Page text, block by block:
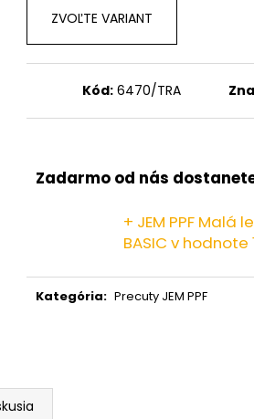
ZVOĽTE VARIANT
Kód: 6470/TRA
Zadarmo od nás
+ JEM PPF Malá
BASIC v hodnote
Kategória: Precuty JEM PPF